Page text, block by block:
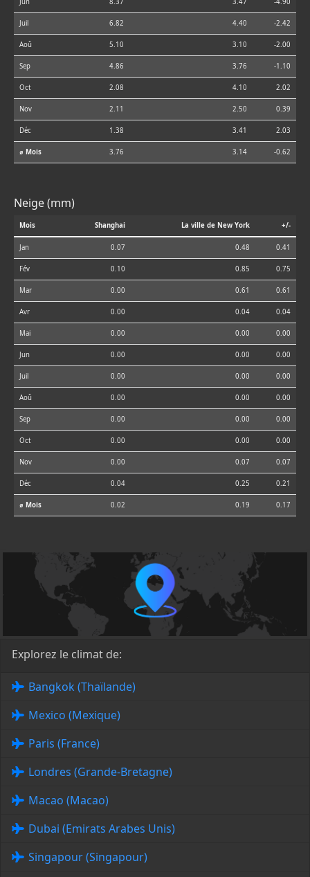
Jun 8.37 3.47 -4.90
Juil 6.82 4.40 -2.42
Aoû 5.10 3.10 -2.00
Sep 4.86 3.76 -1.10
Oct 2.08 4.10 2.02
Nov 2.11 2.50 0.39
Déc 1.38 3.41 2.03
⌀ Mois 3.76 3.14 -0.62
Neige (mm)
Mois Shanghai La ville de New York +/-
Jan 0.07 0.48 0.41
Fév 0.10 0.85 0.75
Mar 0.00 0.61 0.61
Avr 0.00 0.04 0.04
Mai 0.00 0.00 0.00
Jun 0.00 0.00 0.00
Juil 0.00 0.00 0.00
Aoû 0.00 0.00 0.00
Sep 0.00 0.00 0.00
Oct 0.00 0.00 0.00
Nov 0.00 0.07 0.07
Déc 0.04 0.25 0.21
⌀ Mois 0.02 0.19 0.17
Explorez le climat de:
Bangkok (Thaïlande)
Mexico (Mexique)
Paris (France)
Londres (Grande-Bretagne)
Macao (Macao)
Dubai (Emirats Arabes Unis)
Singapour (Singapour)